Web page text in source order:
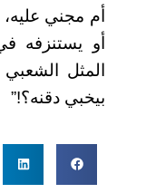
أم مجني
أو يستنزفه
المثل
بيخبي دقنه؟!”